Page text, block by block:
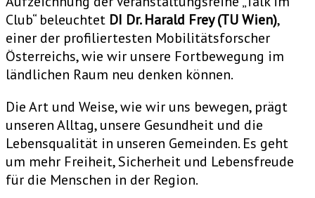
Club“ beleuchtet DI Dr. Harald Frey (TU Wien),
einer der profiliertesten Mobilitätsforscher
Österreichs, wie wir unsere Fortbewegung im
ländlichen Raum neu denken können.
Die Art und Weise, wie wir uns bewegen, prägt
unseren Alltag, unsere Gesundheit und die
Lebensqualität in unseren Gemeinden. Es geht
um mehr Freiheit, Sicherheit und Lebensfreude
für die Menschen in der Region.